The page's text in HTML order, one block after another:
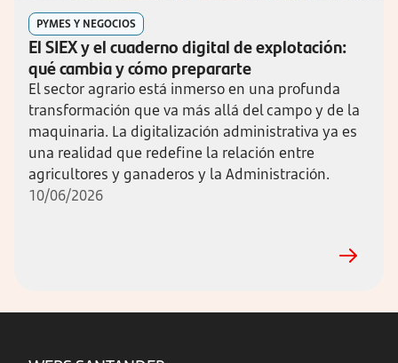
PYMES Y NEGOCIOS
El SIEX y el cuaderno digital de explotación:
qué cambia y cómo prepararte
El sector agrario está inmerso en una profunda
transformación que va más allá del campo y de la
maquinaria. La digitalización administrativa ya es
una realidad que redefine la relación entre
agricultores y ganaderos y la Administración.
10/06/2026